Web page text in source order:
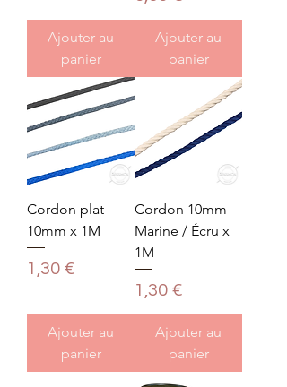
Ajouter au
panier
Ajouter au
panier
Cordon plat
10mm x 1M
Prix
1,30 €
Ajouter au
panier
Cordon 10mm
Marine / Écru x
1M
Prix
1,30 €
Ajouter au
panier